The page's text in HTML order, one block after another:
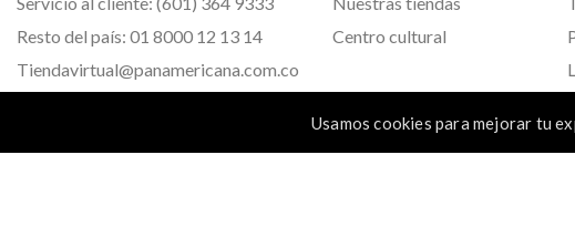
Usamos cookies para mejorar tu
Resto del país: 01 8000 12 13 14
Tiendavirtual@panamericana.com.co
Centro cultural